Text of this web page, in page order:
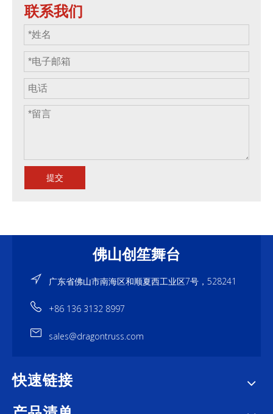
联系我们
提交
佛山创笙舞台
广东省佛山市南海区和顺夏西工业区7号，528241
+86 136 3132 8997
sales@dragontruss.com
快速链接